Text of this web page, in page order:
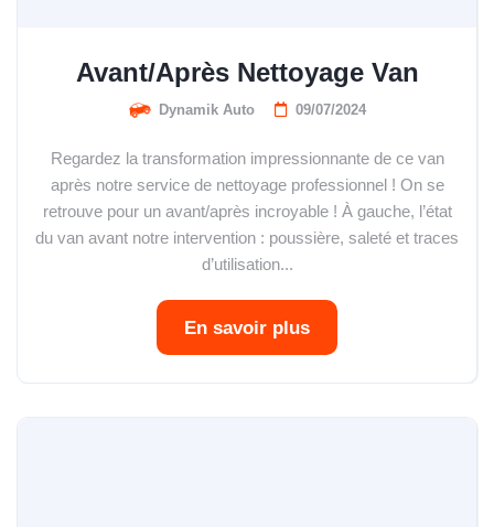
Avant/Après Nettoyage Van
Dynamik Auto 09/07/2024
Regardez la transformation impressionnante de ce van
après notre service de nettoyage professionnel ! On se
retrouve pour un avant/après incroyable ! À gauche, l’état
du van avant notre intervention : poussière, saleté et traces
d’utilisation...
En savoir plus